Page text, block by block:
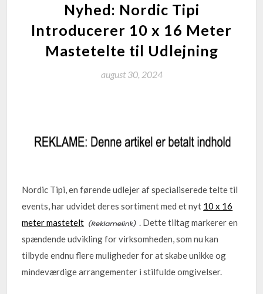
Nyhed: Nordic Tipi
Introducerer 10 x 16 Meter
Mastetelte til Udlejning
august 30, 2024
Nordic Tipi, en førende udlejer af specialiserede telte til
events, har udvidet deres sortiment med et nyt 10 x 16
meter mastetelt
. Dette tiltag markerer en
spændende udvikling for virksomheden, som nu kan
tilbyde endnu flere muligheder for at skabe unikke og
mindeværdige arrangementer i stilfulde omgivelser.